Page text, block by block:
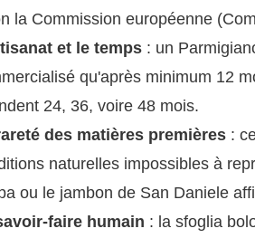
la Commission européenne
et le temps : un
qu'après minimum 12
24, 36, voire 48 mois.
des matières premières :
naturelles impossibles à
ou le jambon de San Daniele
faire humain : la sfoglia